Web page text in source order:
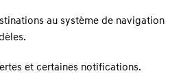
au système de navigation
et certaines notifications.